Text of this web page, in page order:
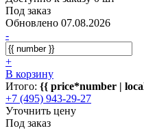
Под заказ
Обновлено 07.08.2026
-
+
В корзину
Итого: {{ price*number |
+7 (495) 943-29-27
Уточнить цену
Под заказ